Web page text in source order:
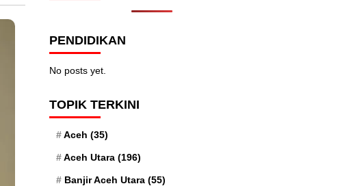
PENDIDIKAN
No posts yet.
TOPIK TERKINI
Aceh (35)
Aceh Utara (196)
Banjir Aceh Utara (55)